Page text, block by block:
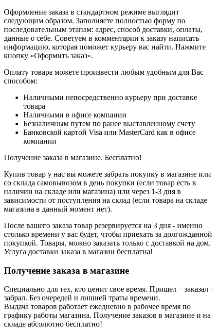
Оформление заказа в стандартном режиме выглядит
следующим образом. Заполняете полностью форму по
последовательным этапам: адрес, способ доставки, оплаты,
данные о себе. Советуем в комментарии к заказу написать
информацию, которая поможет курьеру вас найти. Нажмите
кнопку «Оформить заказ».
Оплату товара можете произвести любым удобным для Вас
способом:
Наличными непосредственно курьеру при доставке
товара
Наличными в офисе компании
Безналичным путем по ранее выставленному счету
Банковской картой Visa или MasterCard как в офисе
компании
Получение заказа в магазине. Бесплатно!
Купив товар у нас вы можете забрать покупку в магазине или
со склада самовывозом в день покупки (если товар есть в
наличии на складе или магазина) или через 1-3 дня в
зависимости от поступления на склад (если товара на складе
магазина в данный момент нет).
После вашего заказа товар резервируется на 3 дня - именно
столько времени у вас будет, чтобы приехать за долгожданной
покупкой. Товары, можно заказать только с доставкой на дом.
Услуга доставки заказа в магазин бесплатна!
Получение заказа в магазине
Специально для тех, кто ценит свое время. Пришел – заказал –
забрал. Без очередей и лишней траты времени.
Выдача товаров работает ежедневно в рабочее время по
графику работы магазина. Получение заказов в магазине и на
складе абсолютно бесплатно!